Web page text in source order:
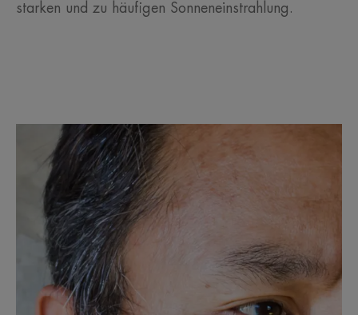
starken und zu häufigen Sonneneinstrahlung.